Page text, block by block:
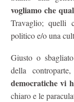
vogliamo che
Travaglio; quelli
politico e/o una
Giusto o
della
democratiche vi
chiaro e le